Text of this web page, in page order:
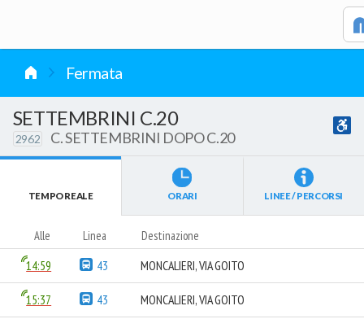
Fermata
SETTEMBRINI C.20
2962 C. SETTEMBRINI DOPO C.20
TEMPO REALE ORARI LINEE / PERCORSI
Alle Linea Destinazione
14:59 43 MONCALIERI, VIA GOITO
15:37 43 MONCALIERI, VIA GOITO